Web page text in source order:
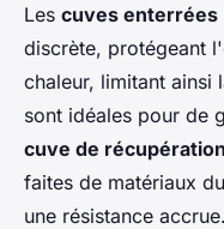
Les cuves enterrées
discrète, protégeant
chaleur, limitant ainsi
sont idéales pour de
cuve de
faites de matériaux
une résistance